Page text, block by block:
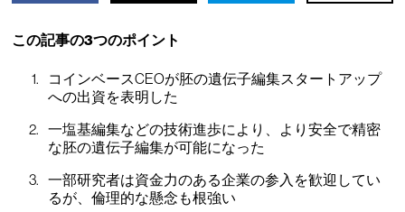
この記事の3つのポイント
コインベースCEOが胚の遺伝子編集スタートアップ
への出資を表明した
一塩基編集などの技術進歩により、より安全で精密
な胚の遺伝子編集が可能になった
一部研究者は資金力のある企業の参入を歓迎してい
るが、倫理的な懸念も根強い